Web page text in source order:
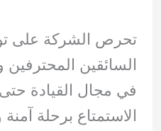
تحرص الشركة على
السائقين المحترفين
في مجال القيادة
الاستمتاع برحلة